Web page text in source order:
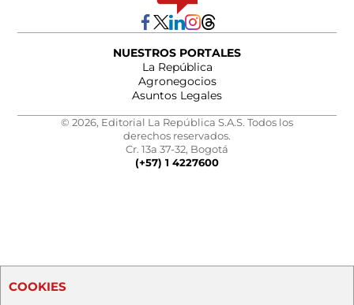
NUESTROS PORTALES
La República
Agronegocios
Asuntos Legales
© 2026, Editorial La República S.A.S. Todos los
derechos reservados.
Cr. 13a 37-32, Bogotá
(+57) 1 4227600
COOKIES